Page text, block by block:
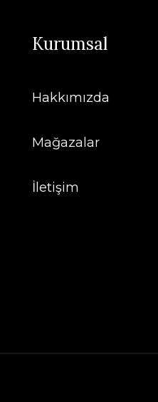
Kurumsal
Hakkımızda
Mağazalar
İletişim